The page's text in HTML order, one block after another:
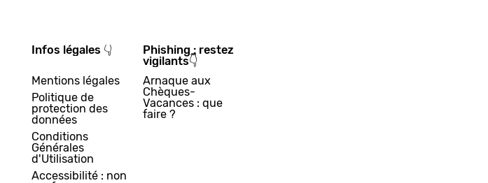
Infos légales 👇
Mentions légales
Politique de
protection des
données
Conditions
Générales
d'Utilisation
Accessibilité : non
Phishing : restez
vigilants👇
Arnaque aux
Chèques-
Vacances : que
faire ?